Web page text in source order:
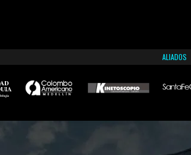
ALIADOS